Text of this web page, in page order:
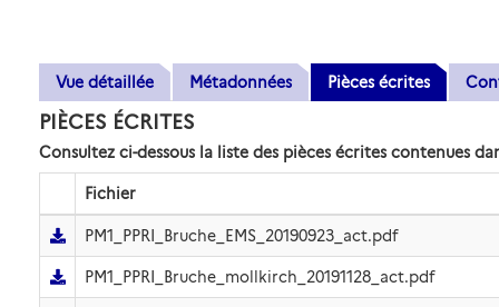
Vue détaillée Métadonnées Pièces écrites
PIÈCES ÉCRITES
Consultez ci-dessous la liste des pièces écrites contenues
Fichier
PM1_PPRI_Bruche_EMS_20190923_act.pdf
PM1_PPRI_Bruche_mollkirch_20191128_act.pdf